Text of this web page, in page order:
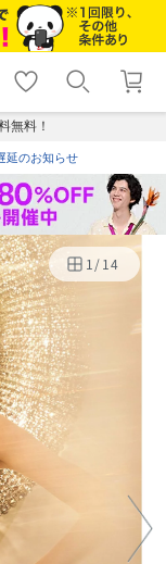
shopping_cart lock_outline
ログイン
無料！
延のお知らせ
1/14